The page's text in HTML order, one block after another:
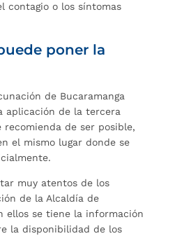
contagio o los síntomas
poner la
de Bucaramanga
aplicación de la tercera
recomienda de ser posible,
el mismo lugar donde se
muy atentos de los
de la Alcaldía de
ellos se tiene la información
la disponibilidad de los